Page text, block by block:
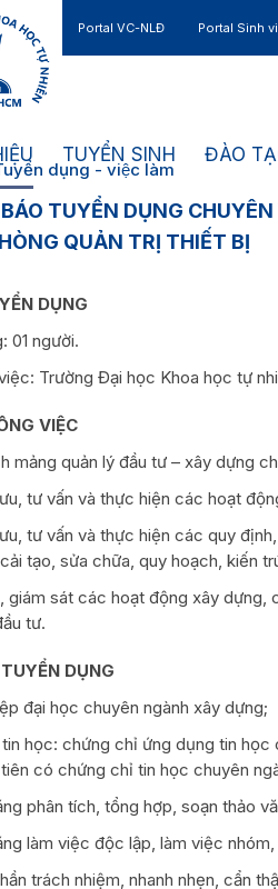
Portal VC-NLĐ Portal Sinh
TUYỂN SINH ĐÀO
dụng - việc làm
TUYỂN DỤNG
QUẢN TRỊ THIẾT BỊ
DỤNG
01 người.
Trường Đại học Khoa học tự
VIỆC
mảng quản lý đầu tư – xây dựng
tư vấn và thực hiện các hoạt
tư vấn và thực hiện các quy
tạo, sửa chữa, quy hoạch, kiến
giám sát các hoạt động xây dựng,
tư.
DỤNG
đại học chuyên ngành xây dựng;
tin học: chứng chỉ ứng dụng tin
có chứng chỉ tin học chuyên
phân tích, tổng hợp, soạn thảo
làm việc độc lập, làm việc
trách nhiệm, nhanh nhẹn, cẩn